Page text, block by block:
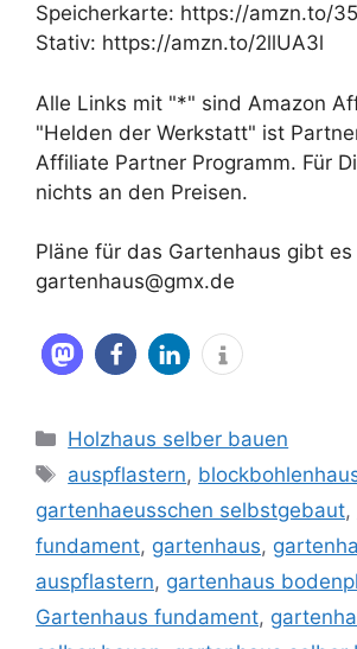
Speicherkarte: https://amzn.to/
Stativ: https://amzn.to/2llUA3l
Alle Links mit "*" sind Amazon
"Helden der Werkstatt" ist
Affiliate Partner Programm. Für
nichts an den Preisen.
Pläne für das Gartenhaus gibt
gartenhaus@gmx.de
Kategorien
Holzhaus selber bauen
Schlagwörter
auspflastern,
gartenhaeusschen selbstgebaut,
fundament, gartenhaus,
auspflastern, gartenhaus
Gartenhaus fundament,